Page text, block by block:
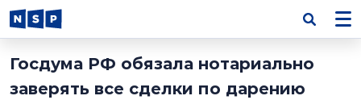
Госдума РФ обязала нотариально
заверять все сделки по дарению